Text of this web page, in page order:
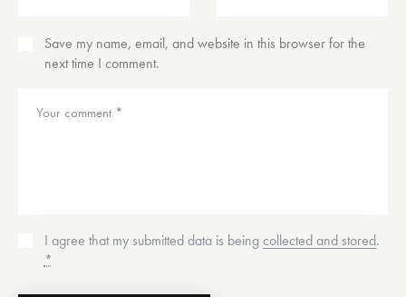
Save my name, email, and website in this browser for the
next time I comment.
I agree that my submitted data is beingcollected and stored.
*